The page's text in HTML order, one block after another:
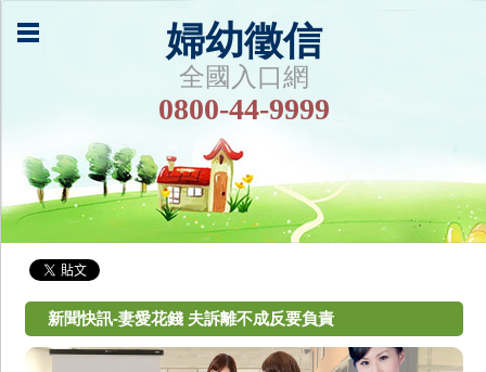
婦幼徵信
全國入口網
0800-44-9999
新聞快訊-妻愛花錢 夫訴離不成反要負責